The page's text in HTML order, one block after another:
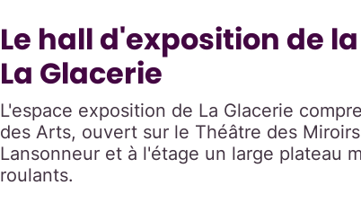
Le hall d'exposition de
La Glacerie
L'espace exposition de La Glacerie
des Arts, ouvert sur le Théâtre des
Lansonneur et à l'étage un large plateau
roulants.